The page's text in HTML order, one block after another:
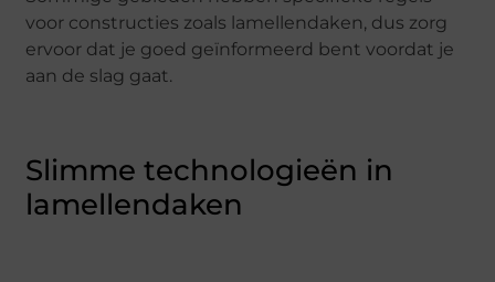
voor constructies zoals lamellendaken, dus zorg
ervoor dat je goed geïnformeerd bent voordat je
aan de slag gaat.
Slimme technologieën in
lamellendaken